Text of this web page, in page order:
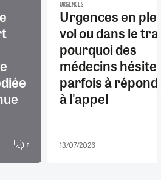
8
URGENCES
Urgences en
vol ou dans le
pourquoi des
médecins
parfois à
à l'appel
13/07/2026